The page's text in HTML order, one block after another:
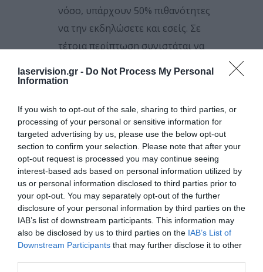
laservision.gr - Do Not Process My Personal
Information
If you wish to opt-out of the sale, sharing to third parties, or
processing of your personal or sensitive information for
targeted advertising by us, please use the below opt-out
section to confirm your selection. Please note that after your
opt-out request is processed you may continue seeing
interest-based ads based on personal information utilized by
us or personal information disclosed to third parties prior to
your opt-out. You may separately opt-out of the further
disclosure of your personal information by third parties on the
IAB’s list of downstream participants. This information may
also be disclosed by us to third parties on the IAB’s List of
Downstream Participants that may further disclose it to other
νόσο, υπάρχουν 50% πιθανότητες
να την εκδηλώσετε και εσείς. Σε
τέτοια περίπτωση συνιστάται να
σας κάθε χρόνο.
ΤΟ ΚΆΠΝΙΣΜΑ ΑΥΞΆΝΕΙ
ΔΡΑΜΑΤΙΚΆ ΤΟΝ ΚΊΝΔΥΝΟ
Αποτελεί στην πραγματικότητα το
σημαντικότερο τροποποιήσιμο
παράγοντα κινδύνου για τη νόσο.
Μελέτες έχουν δείξει πως οι
καπνιστές διατρέχουν τριπλάσιο ή
τετραπλάσιο κίνδυνο να την
εκδηλώσουν σε σύγκριση με τους